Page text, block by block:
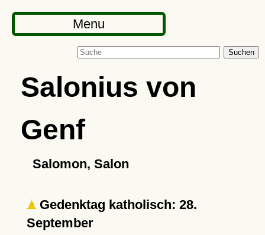
Menu
Suchen
Salonius von
Genf
Salomon, Salon
Gedenktag katholisch: 28.
September